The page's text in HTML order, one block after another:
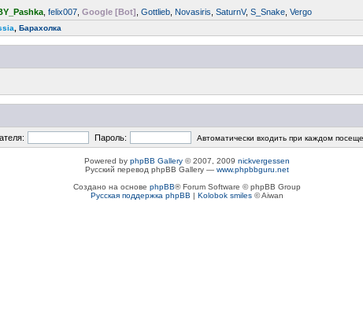
felix007 Google [Bot] Gottlieb Novasiris SaturnV, S_Snake Vergo
Барахолка
Пароль: Автоматически входить при каждом
Powered by phpBB Gallery© 2007, 2009 nickvergessen
Русский перевод phpBB Gallery — www.phpbbguru.net
Создано на основе phpBB® Forum Software © phpBB Group
Русская поддержка phpBB | Kolobok smiles© Aiwan